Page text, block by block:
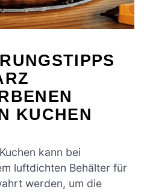
KUCHEN
kann bei
luftdichten Behälter für
werden, um die